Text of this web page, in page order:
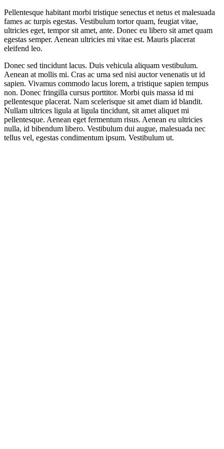
Pellentesque habitant morbi tristique senectus et netus et malesuada
fames ac turpis egestas. Vestibulum tortor quam, feugiat vitae,
ultricies eget, tempor sit amet, ante. Donec eu libero sit amet quam
egestas semper. Aenean ultricies mi vitae est. Mauris placerat
eleifend leo.
Donec sed tincidunt lacus. Duis vehicula aliquam vestibulum.
Aenean at mollis mi. Cras ac urna sed nisi auctor venenatis ut id
sapien. Vivamus commodo lacus lorem, a tristique sapien tempus
non. Donec fringilla cursus porttitor. Morbi quis massa id mi
pellentesque placerat. Nam scelerisque sit amet diam id blandit.
Nullam ultrices ligula at ligula tincidunt, sit amet aliquet mi
pellentesque. Aenean eget fermentum risus. Aenean eu ultricies
nulla, id bibendum libero. Vestibulum dui augue, malesuada nec
tellus vel, egestas condimentum ipsum. Vestibulum ut.